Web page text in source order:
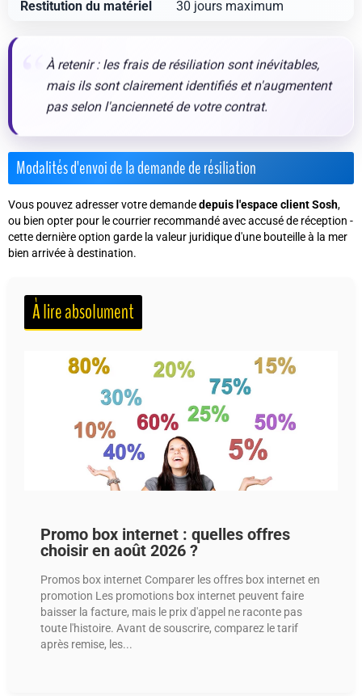
Restitution du matériel 30 jours maximum
À retenir : les frais de résiliation sont inévitables,
mais ils sont clairement identifiés et n'augmentent
pas selon l'ancienneté de votre contrat.
Modalités d'envoi de la demande de résiliation
Vous pouvez adresser votre demandedepuis l'espace client Sosh,
ou bien opter pour le courrier recommandé avec accusé de réception -
cette dernière option garde la valeur juridique d'une bouteille à la mer
bien arrivée à destination.
À lire absolument
Promo box internet : quelles offres
choisir en août 2026 ?
Promos box internet Comparer les offres box internet en
promotion Les promotions box internet peuvent faire
baisser la facture, mais le prix d'appel ne raconte pas
toute l'histoire. Avant de souscrire, comparez le tarif
après remise, les...